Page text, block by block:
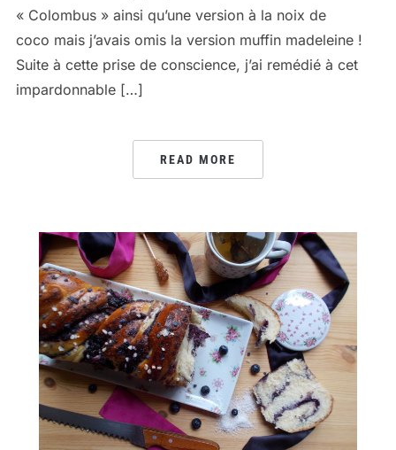
« Colombus » ainsi qu’une version à la noix de
coco mais j’avais omis la version muffin madeleine !
Suite à cette prise de conscience, j’ai remédié à cet
impardonnable […]
READ MORE